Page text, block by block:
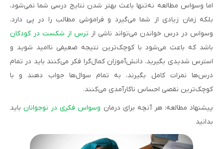
اما وسواس مطالعه نه‌تنها باعث بهتر شدن نتایج درسی شما نمی‌شود،
بلکه زمان زیادی از شما می‌گیرد و فراموشی مطالب را در پی دارد.
وسواس در درس خواندن می‌تواند ناشی از ترس از شکست در کودکان
باشد که باعث می‌شود با کوچک‌ترین نتیجه ضعیفی ناامید شوید و
استرس شدیدی بگیرید. دانش‌آموزان کمال‌گرا فکر می‌کنند باید در تمام
درس‌ها نمرات کامل بگیرند، به تمام سوال‌ها جواب دهند و با
کوچک‌ترین نقصی احساس ناکارآمدی می‌کنند.
پیشنهاد مطالعه: هر آنچه برای درمان وسواس فکری در نوجوانان باید
بدانید